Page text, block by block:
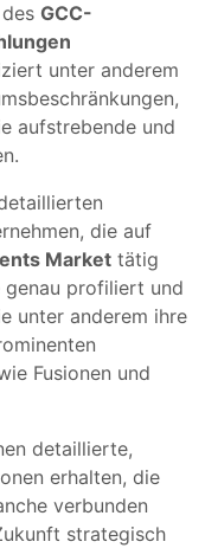
GCC-
unter anderem
aufstrebende und
die auf
Market tätig
genau profiliert und
unter anderem ihre
Fusionen und
detaillierte,
erhalten, die
verbunden
strategisch